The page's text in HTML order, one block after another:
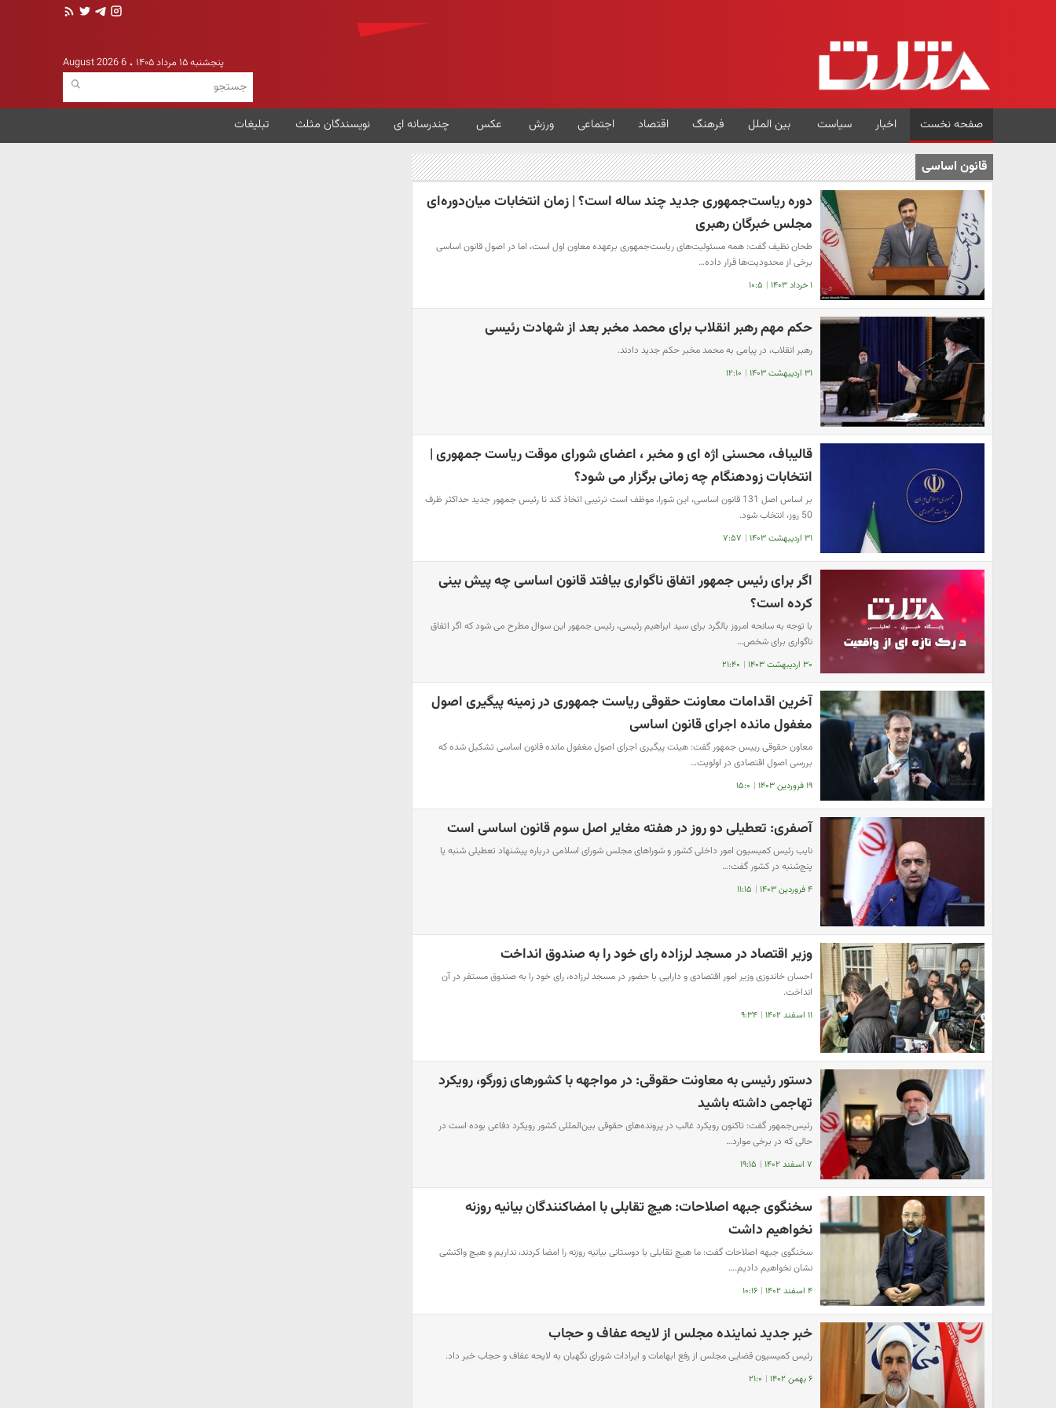
پنجشنبه ۱۵ مرداد ۱۴۰۵ 6 August 2026
صفحه نخست اخبار سیاست بین الملل فرهنگ اقتصاد اجتماعی ورزش عکس چندرسانه ای نویسندگان مثلث تبلیغات
قانون اساسی
دوره ریاست‌جمهوری جدید چند ساله است؟ | زمان انتخابات میان‌دوره‌ای
مجلس خبرگان رهبری
طحان نظیف گفت: همه مسئولیت‌های ریاست‌جمهوری برعهده معاون اول است، اما در اصول قانون اساسی
برخی از محدودیت‌ها قرار داده…
۱ خرداد ۱۴۰۳ | ۱۰:۵
حکم مهم رهبر انقلاب برای محمد مخبر بعد از شهادت رئیسی
رهبر انقلاب، در پیامی به محمد مخبر حکم جدید دادند.
۳۱ اردیبهشت ۱۴۰۳ | ۱۲:۱۰
قالیباف، محسنی اژه ای و مخبر ، اعضای شورای موقت ریاست جمهوری |
انتخابات زودهنگام چه زمانی برگزار می شود؟
بر اساس اصل 131 قانون اساسی، این شورا، موظف است ترتیبی اتخاذ کند تا رئیس جمهور جدید حداکثر ظرف
50 روز، انتخاب شود.
۳۱ اردیبهشت ۱۴۰۳ | ۷:۵۷
اگر برای رئیس جمهور اتفاق ناگواری بیافتد قانون اساسی چه پیش بینی
کرده است؟
با توجه به سانحه امروز بالگرد برای سید ابراهیم رئیسی، رئیس جمهور این سوال مطرح می شود که اگر اتفاق
ناگواری برای شخص…
۳۰ اردیبهشت ۱۴۰۳ | ۲۱:۴۰
آخرین اقدامات معاونت حقوقی ریاست جمهوری در زمینه پیگیری اصول
مغفول مانده اجرای قانون اساسی
معاون حقوقی رییس جمهور گفت: هیئت پیگیری اجرای اصول مغفول مانده قانون اساسی تشکیل شده که
بررسی اصول اقتصادی در اولویت…
۱۹ فروردین ۱۴۰۳ | ۱۵:۰
آصفری: تعطیلی دو روز در هفته مغایر اصل سوم قانون اساسی است
نایب رئیس کمیسیون امور داخلی کشور و شورا‌های مجلس شورای اسلامی درباره پیشنهاد تعطیلی شنبه یا
پنج‌شنبه در کشور گفت:…
۴ فروردین ۱۴۰۳ | ۱۱:۱۵
وزیر اقتصاد در مسجد لرزاده رای خود را به صندوق انداخت
احسان خاندوزی وزیر امور اقتصادی و دارایی با حضور در مسجد لرزاده، رای خود را به صندوق مستقر در آن
انداخت.
۱۱ اسفند ۱۴۰۲ | ۹:۳۴
دستور رئیسی به معاونت حقوقی: در مواجهه با کشورهای زورگو، رویکرد
تهاجمی داشته باشید
رئیس‌جمهور گفت: تاکنون رویکرد غالب در پرونده‌های حقوقی بین‌المللی کشور رویکرد دفاعی بوده است در
حالی که در برخی موارد…
۷ اسفند ۱۴۰۲ | ۱۹:۱۵
سخنگوی جبهه اصلاحات: هیچ تقابلی با امضاکنندگان بیانیه روزنه
نخواهیم داشت
سخنگوی جبهه اصلاحات گفت: ما هیچ تقابلی با دوستانی بیانیه روزنه را امضا کردند، نداریم و هیچ واکنشی
نشان نخواهیم دادیم.…
۴ اسفند ۱۴۰۲ | ۱۰:۱۶
خبر جدید نماینده مجلس از لایحه عفاف و حجاب
رئیس کمیسیون قضایی مجلس از رفع ابهامات و ایرادات شورای نگهبان به لایحه عفاف و حجاب خبر داد.
۶ بهمن ۱۴۰۲ | ۲۱:۰